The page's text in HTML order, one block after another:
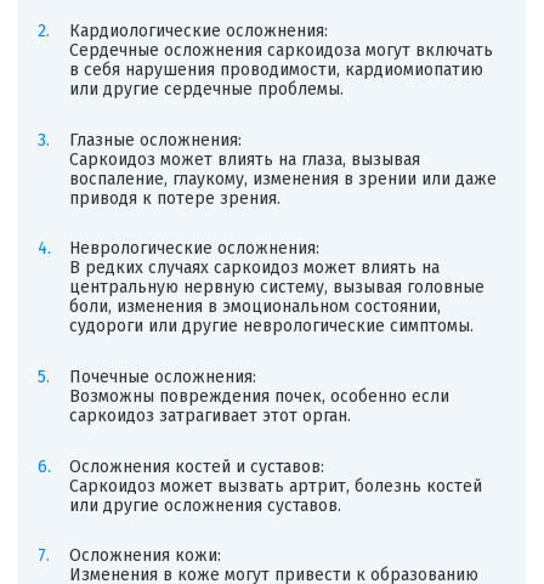
Кардиологические осложнения:
Сердечные осложнения саркоидоза могут включать
в себя нарушения проводимости, кардиомиопатию
или другие сердечные проблемы.
Глазные осложнения:
Саркоидоз может влиять на глаза, вызывая
воспаление, глаукому, изменения в зрении или даже
приводя к потере зрения.
Неврологические осложнения:
В редких случаях саркоидоз может влиять на
центральную нервную систему, вызывая головные
боли, изменения в эмоциональном состоянии,
судороги или другие неврологические симптомы.
Почечные осложнения:
Возможны повреждения почек, особенно если
саркоидоз затрагивает этот орган.
Осложнения костей и суставов:
Саркоидоз может вызвать артрит, болезнь костей
или другие осложнения суставов.
Осложнения кожи:
Изменения в коже могут привести к образованию